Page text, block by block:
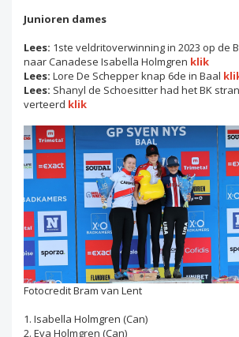
Junioren dames
Lees: 1ste veldritoverwinning in 2023 op de
naar Canadese Isabella Holmgren klik
Lees: Lore De Schepper knap 6de in Baal
Lees: Shanyl de Schoesitter had het BK
verteerd klik
Fotocredit Bram van Lent
1. Isabella Holmgren (Can)
2. Eva Holmgren (Can)